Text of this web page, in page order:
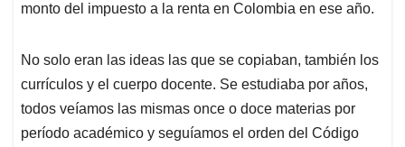
monto del impuesto a la renta en Colombia en ese año.
No solo eran las ideas las que se copiaban, también los
currículos y el cuerpo docente. Se estudiaba por años,
todos veíamos las mismas once o doce materias por
período académico y seguíamos el orden del Código